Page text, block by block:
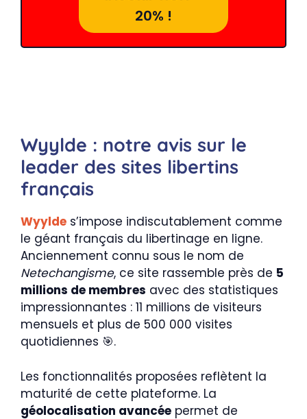
20% !
Wyylde : notre avis sur le
leader des sites libertins
français
Wyylde s’impose indiscutablement comme
le géant français du libertinage en ligne.
Anciennement connu sous le nom de
Netechangisme, ce site rassemble près de 5
millions de membres avec des statistiques
impressionnantes : 11 millions de visiteurs
mensuels et plus de 500 000 visites
quotidiennes 🎯.
Les fonctionnalités proposées reflètent la
maturité de cette plateforme. La
géolocalisation avancée permet de